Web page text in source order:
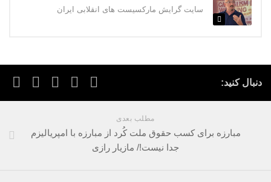
سایت گرایش مارکسیست های انقلابی ایران
دنبال کنید:
مطلب بعدی
مبارزه برای کسب حقوق ملت کُرد از مبارزه با امپریالیزم
جدا نیست!/ مازیار رازی